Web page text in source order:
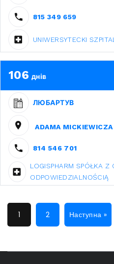
815 349 659
UNIWERSYTECKI
106 днів
ЛЮБАРТУВ
ADAMA
814 546 701
LOGISPHARM SPÓŁKA Z
ODPOWIEDZIALNOŚCIĄ
1 2 Наступна »